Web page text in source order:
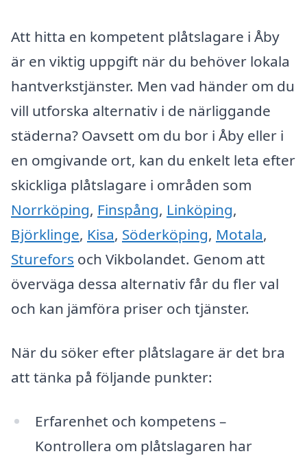
Att hitta en kompetent plåtslagare i Åby
är en viktig uppgift när du behöver lokala
hantverkstjänster. Men vad händer om du
vill utforska alternativ i de närliggande
städerna? Oavsett om du bor i Åby eller i
en omgivande ort, kan du enkelt leta efter
skickliga plåtslagare i områden som
Norrköping, Finspång, Linköping,
Björklinge, Kisa, Söderköping, Motala,
Sturefors och Vikbolandet. Genom att
överväga dessa alternativ får du fler val
och kan jämföra priser och tjänster.
När du söker efter plåtslagare är det bra
att tänka på följande punkter:
Erfarenhet och kompetens –
Kontrollera om plåtslagaren har